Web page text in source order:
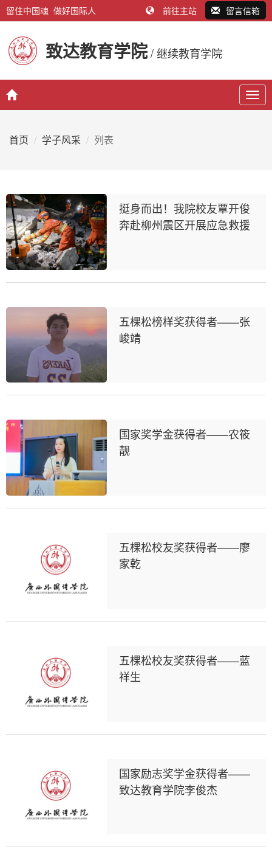
留住中国魂 做好国际人 前往主站 留言信箱
致达教育学院/ 继续教育学院
首页 学子风采 列表
挺身而出！我院校友覃开俊
奔赴柳州震区开展应急救援
五棵松榜样奖获得者——张
峻靖
国家奖学金获得者——农筱
靓
五棵松校友奖获得者——廖
家乾
五棵松校友奖获得者——蓝
祥生
国家励志奖学金获得者——
致达教育学院李俊杰